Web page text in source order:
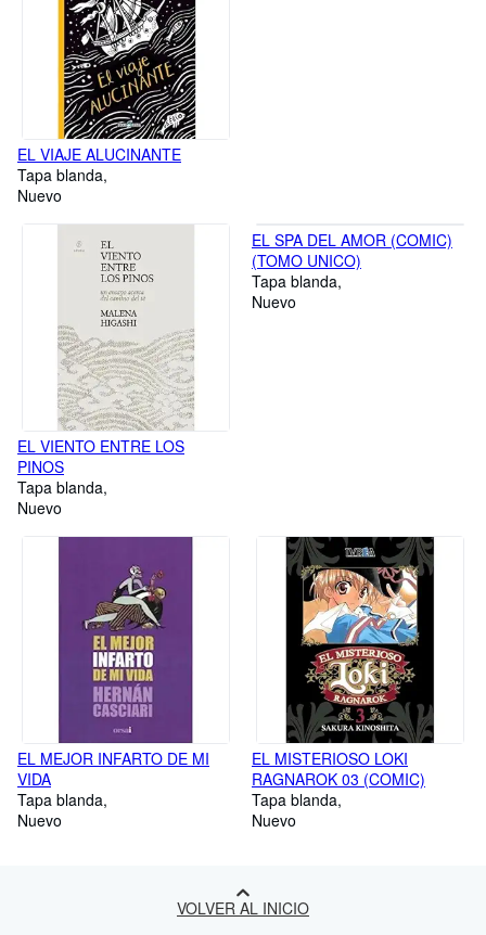
EL VIAJE ALUCINANTE
Tapa blanda
Nuevo
EL VIENTO ENTRE LOS
PINOS
Tapa blanda
Nuevo
EL SPA DEL AMOR (COMIC)
(TOMO UNICO)
Tapa blanda
Nuevo
EL MEJOR INFARTO DE MI
VIDA
Tapa blanda
Nuevo
EL MISTERIOSO LOKI
RAGNAROK 03 (COMIC)
Tapa blanda
Nuevo
VOLVER AL INICIO